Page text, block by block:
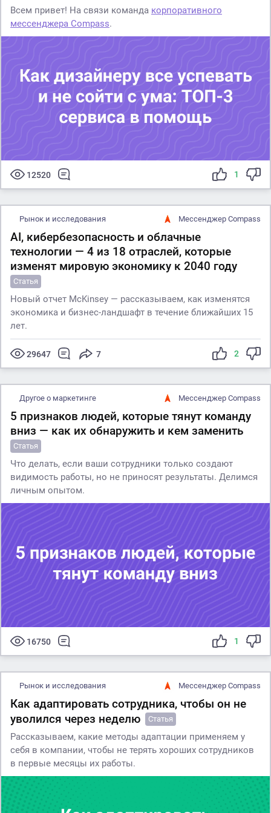
Всем привет! На связи команда корпоративного
мессенджера Compass.
12520 1
Рынок и исследования Мессенджер Compass
AI, кибербезопасность и облачные
технологии — 4 из 18 отраслей, которые
изменят мировую экономику к 2040 году
Статья
Новый отчет McKinsey — рассказываем, как изменятся
экономика и бизнес-ландшафт в течение ближайших 15
лет.
29647 7 2
Другое о маркетинге Мессенджер Compass
5 признаков людей, которые тянут команду
вниз — как их обнаружить и кем заменить
Статья
Что делать, если ваши сотрудники только создают
видимость работы, но не приносят результаты. Делимся
личным опытом.
16750 1
Рынок и исследования Мессенджер Compass
Как адаптировать сотрудника, чтобы он не
уволился через неделю
Статья
Рассказываем, какие методы адаптации применяем у
себя в компании, чтобы не терять хороших сотрудников
в первые месяцы их работы.